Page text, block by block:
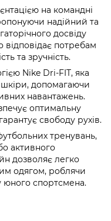
на командні
надійний та
досвіду
відповідає потребам
та зручність.
Nike Dri-FIT, яка
допомагаючи
навантажень.
оптимальну
свободу рухів.
тренувань,
активного
дозволяє легко
одягом, роблячи
юного спортсмена.